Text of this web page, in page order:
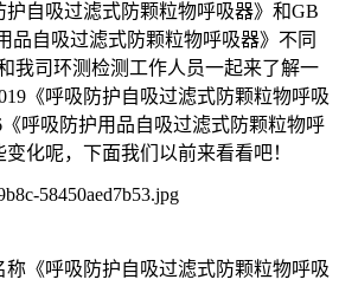
护自吸过滤式防颗粒物呼吸器》和GB
品自吸过滤式防颗粒物呼吸器》不同
我司环测检测工作人员一起来了解一
《呼吸防护自吸过滤式防颗粒物呼吸
《呼吸防护用品自吸过滤式防颗粒物呼
化呢，下面我们以前来看看吧！
称《呼吸防护自吸过滤式防颗粒物呼吸